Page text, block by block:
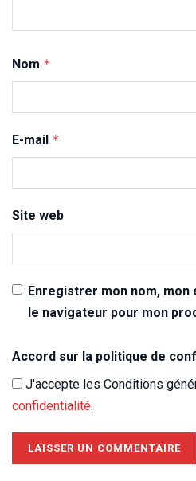
Nom *
E-mail *
Site web
Enregistrer mon nom, mon
le navigateur pour mon
Accord sur la politique de
J'accepte les Conditions
confidentialité.